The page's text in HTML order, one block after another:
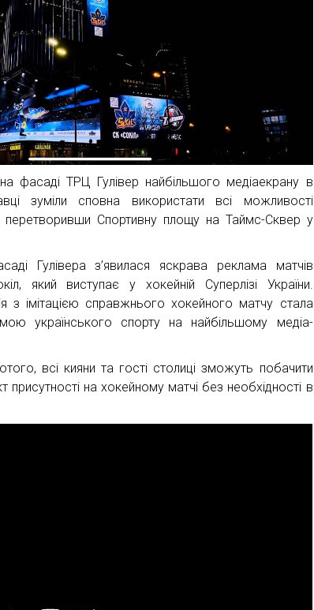
фасаді ТРЦ Гулівер найбільшого медіаекрану в
зуміли сповна використати всі можливості
перетворивши Спортивну площу на Таймс-Сквер у
Гулівера з’явилася яскрава реклама матчів
який виступає у хокейній Суперлізі України.
з імітацією справжнього хокейного матчу стала
українського спорту на найбільшому медіа-
всі кияни та гості столиці зможуть побачити
присутності на хокейному матчі без необхідності в